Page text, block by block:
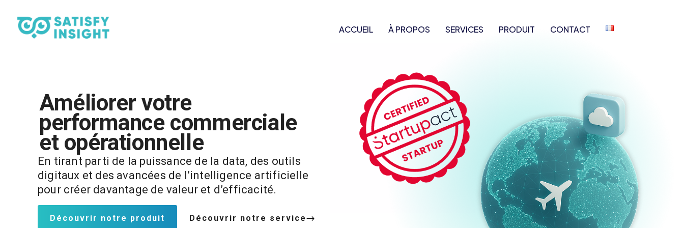
ACCUEIL À PROPOS SERVICES PRODUIT CONTACT
Améliorer votre
performance commerciale
et opérationnelle
En tirant parti de la puissance de la data, des outils
digitaux et des avancées de l’intelligence artificielle
pour créer davantage de valeur et d’efficacité.
Découvrir notre produit Découvrir notre service